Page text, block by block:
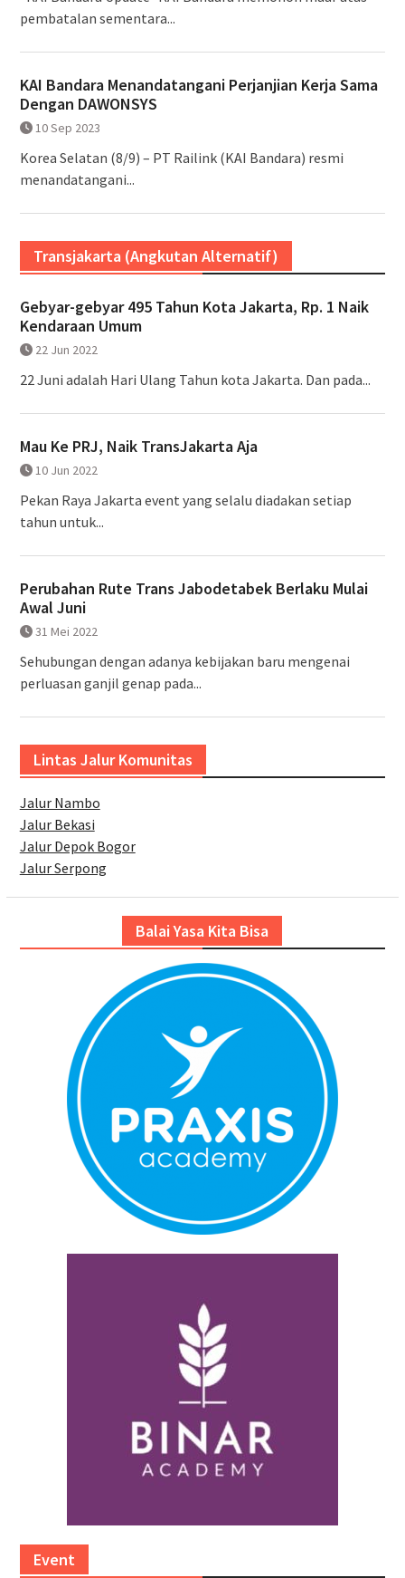
pembatalan sementara...
KAI Bandara Menandatangani Perjanjian Kerja Sama
Dengan DAWONSYS
10 Sep 2023
Korea Selatan (8/9) – PT Railink (KAI Bandara) resmi
menandatangani...
Transjakarta (Angkutan Alternatif)
Gebyar-gebyar 495 Tahun Kota Jakarta, Rp. 1 Naik
Kendaraan Umum
22 Jun 2022
22 Juni adalah Hari Ulang Tahun kota Jakarta. Dan pada...
Mau Ke PRJ, Naik TransJakarta Aja
10 Jun 2022
Pekan Raya Jakarta event yang selalu diadakan setiap
tahun untuk...
Perubahan Rute Trans Jabodetabek Berlaku Mulai
Awal Juni
31 Mei 2022
Sehubungan dengan adanya kebijakan baru mengenai
perluasan ganjil genap pada...
Lintas Jalur Komunitas
Jalur Nambo
Jalur Bekasi
Jalur Depok Bogor
Jalur Serpong
Balai Yasa Kita Bisa
Event